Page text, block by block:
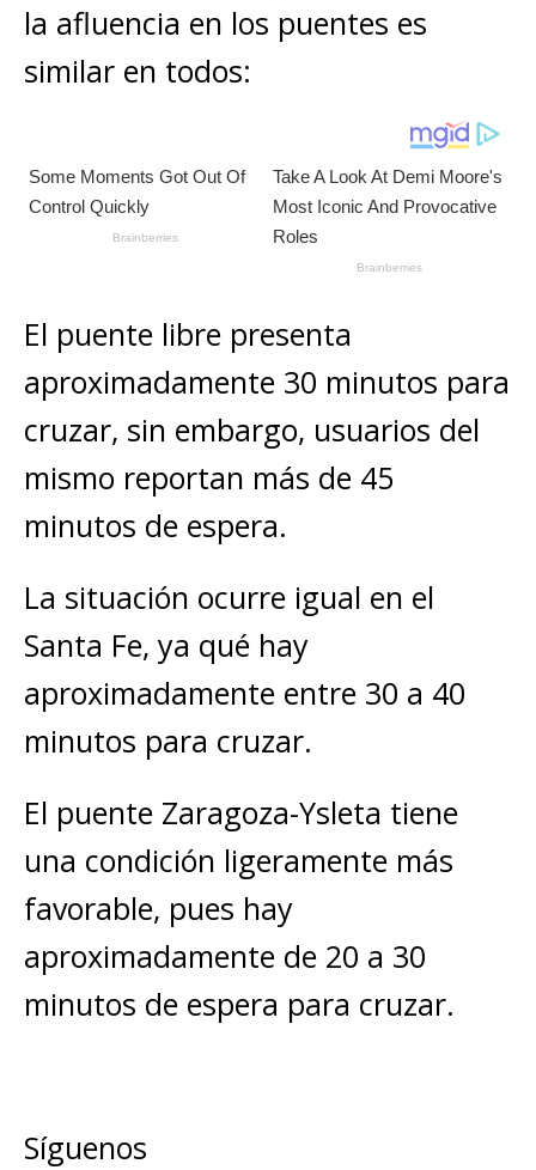
A
p
p
b
o
o
n
g
e
r Li
n
p
ar
ti
la afluencia en los puentes es
similar en todos:
El puente libre presenta
aproximadamente 30 minutos para
cruzar, sin embargo, usuarios del
mismo reportan más de 45
minutos de espera.
La situación ocurre igual en el
Santa Fe, ya qué hay
aproximadamente entre 30 a 40
minutos para cruzar.
El puente Zaragoza-Ysleta tiene
una condición ligeramente más
favorable, pues hay
aproximadamente de 20 a 30
minutos de espera para cruzar.
Síguenos